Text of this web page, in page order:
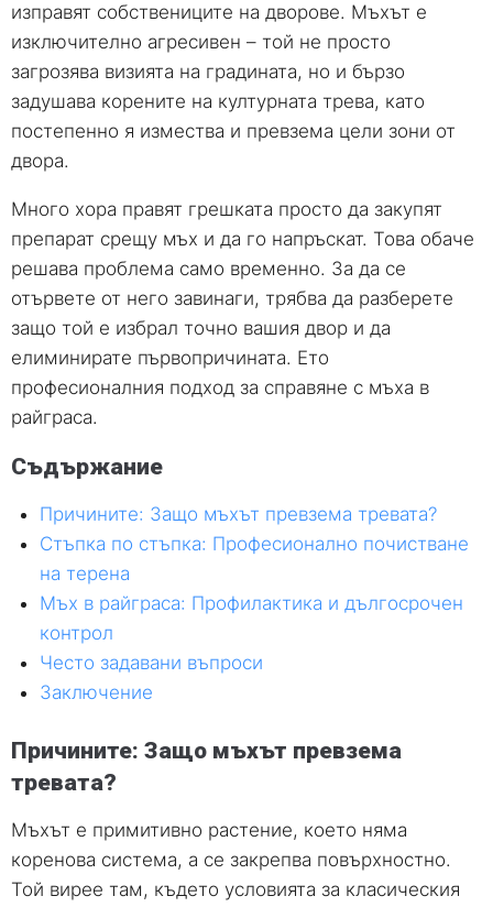
изправят собствениците на дворове. Мъхът е
изключително агресивен – той не просто
загрозява визията на градината, но и бързо
задушава корените на културната трева, като
постепенно я измества и превзема цели зони от
двора.
Много хора правят грешката просто да закупят
препарат срещу мъх и да го напръскат. Това обаче
решава проблема само временно. За да се
отървете от него завинаги, трябва да разберете
защо той е избрал точно вашия двор и да
елиминирате първопричината. Ето
професионалния подход за справяне с мъха в
райграса.
Съдържание
Причините: Защо мъхът превзема тревата?
Стъпка по стъпка: Професионално почистване
на терена
Мъх в райграса: Профилактика и дългосрочен
контрол
Често задавани въпроси
Заключение
Причините: Защо мъхът превзема
тревата?
Мъхът е примитивно растение, което няма
коренова система, а се закрепва повърхностно.
Той вирее там, където условията за класическия